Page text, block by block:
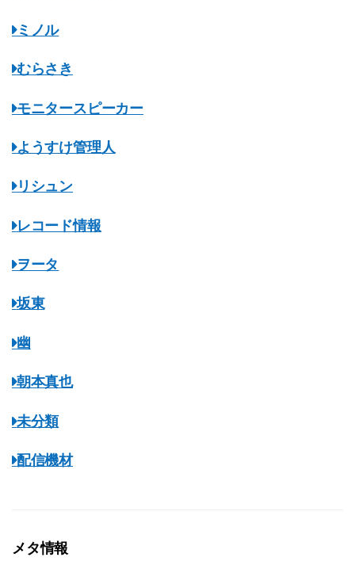
ミノル
むらさき
モニタースピーカー
ようすけ管理人
リシュン
レコード情報
ヲータ
坂東
幽
朝本真也
未分類
配信機材
メタ情報